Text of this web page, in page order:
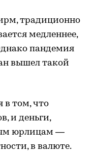
традиционно
медленнее,
пандемия
вышел такой
в том, что
и деньги,
юрлицам —
в валюте.